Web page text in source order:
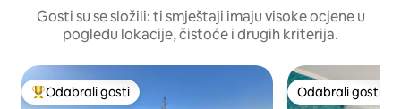
Gosti su se složili: ti smještaji imaju visoke ocjene u
pogledu lokacije, čistoće i drugih kriterija.
Među najviše rangiranima s oznakom „Odabrali gosti”
Odabrali gosti Odabrali gosti
Odabrali gosti